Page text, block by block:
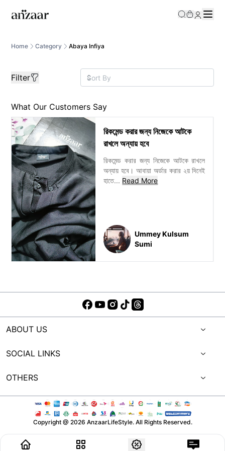
Home Category Abaya Infiya
Filter
What Our Customers Say
রিকমেন্ড করার জন্য নিজেকে আটকে
রাখলে অন্যায় হবে
রিকমেন্ড করার জন্য নিজেকে আটকে রাখলে
অন্যায় হবে। আবায়া অর্ডার করার ২য় দিনেই
হাতে... Read More
Ummey Kulsum
Sumi
ABOUT US
SOCIAL LINKS
OTHERS
Copyright @ 2026 AnzaarLifeStyle. All Rights Reserved.